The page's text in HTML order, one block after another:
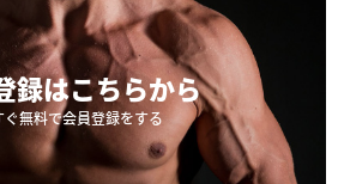
録はこちらから
ぐ無料で会員登録をする